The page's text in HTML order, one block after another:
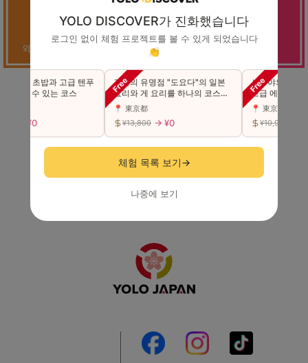
YOLO DISCOVER가 진화했습니다
로그인 없이 체험 프로젝트를 볼 수 있게 되었습니다
👏
고급 초밥과 고급 텐푸
즐길 수 있는 코스
긴자의 유명점 "도요다"의 일본
요리와 게 요리를 하나의 코스에
서 사치스럽게 맛본다（동반 가
능）
📍 東京都
¥13,800 → ¥0
시부야의 초인
고급 에도마에 초
카세 코스를 만
📍 東京都
¥10,980
체험 목록 보기→
나중에 보기
회원가입（무료）
로그인